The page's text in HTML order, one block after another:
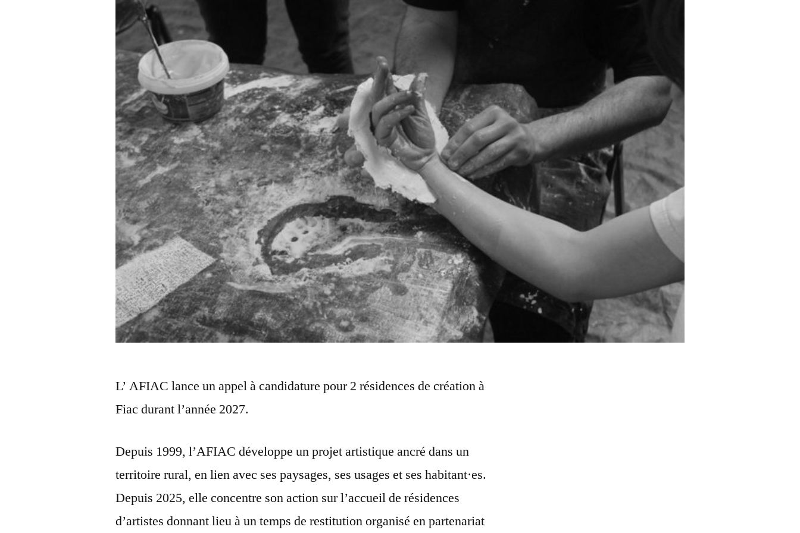
L’ AFIAC lance un appel à candidature pour 2 résidences de création à
Fiac durant l’année 2027.
Depuis 1999, l’AFIAC développe un projet artistique ancré dans un
territoire rural, en lien avec ses paysages, ses usages et ses habitant·es.
Depuis 2025, elle concentre son action sur l’accueil de résidences
d’artistes donnant lieu à un temps de restitution organisé en partenariat